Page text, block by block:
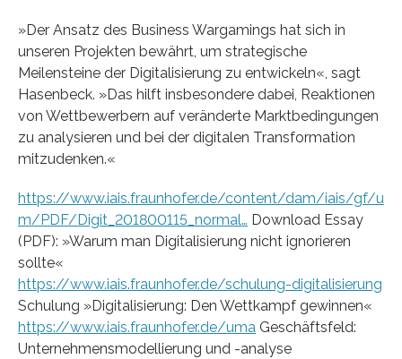
»Der Ansatz des Business Wargamings hat sich in
unseren Projekten bewährt, um strategische
Meilensteine der Digitalisierung zu entwickeln«, sagt
Hasenbeck. »Das hilft insbesondere dabei, Reaktionen
von Wettbewerbern auf veränderte Marktbedingungen
zu analysieren und bei der digitalen Transformation
mitzudenken.«
https://www.iais.fraunhofer.de/content/dam/iais/gf/u
m/PDF/Digit_201800115_normal… Download Essay
(PDF): »Warum man Digitalisierung nicht ignorieren
sollte«
https://www.iais.fraunhofer.de/schulung-digitalisierung
Schulung »Digitalisierung: Den Wettkampf gewinnen«
https://www.iais.fraunhofer.de/uma Geschäftsfeld:
Unternehmensmodellierung und -analyse